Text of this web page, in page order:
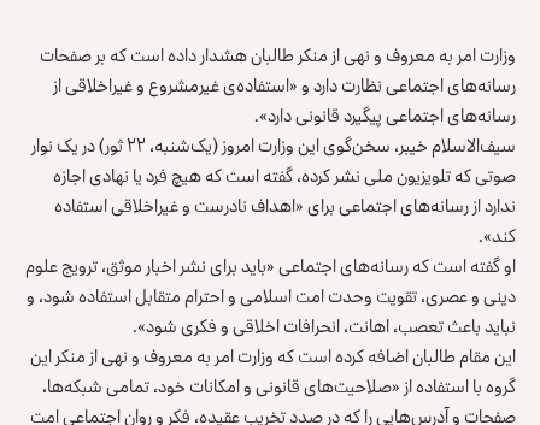
وزارت امر به معروف و نهی از منکر طالبان هشدار داده است که بر صفحات
رسانه‌های اجتماعی نظارت دارد و «استفاده‌ی غیرمشروع و غیراخلاقی از
رسانه‌های اجتماعی پیگیرد قانونی دارد».
سیف‌الاسلام خیبر، سخن‌گوی این وزارت امروز (یک‌شنبه، ۲۲ ثور) در یک نوار
صوتی که تلویزیون ملی نشر کرده، گفته است که هیچ فرد یا نهادی اجازه
ندارد از رسانه‌های اجتماعی برای «اهداف نادرست و غیراخلاقی استفاده
کند».
او گفته است که رسانه‌های اجتماعی «باید برای نشر اخبار موثق، ترویج علوم
دینی و عصری، تقویت وحدت امت اسلامی و احترام متقابل استفاده شود، و
نباید باعث تعصب، اهانت، انحرافات اخلاقی و فکری شود».
این مقام طالبان اضافه کرده است که وزارت امر به معروف و نهی از منکر این
گروه با استفاده از «صلاحیت‌های قانونی و امکانات خود، تمامی شبکه‌ها،
صفحات و آدرس‌هایی را که در صدد تخریب عقیده، فکر و روان اجتماعی امت